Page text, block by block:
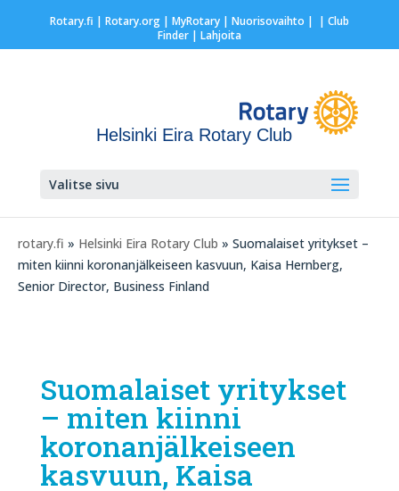
Rotary.fi | Rotary.org| MyRotary | Nuorisovaihto | | Club
Finder| Lahjoita
Helsinki Eira Rotary Club
Valitse sivu
rotary.fi » Helsinki Eira Rotary Club » Suomalaiset yritykset –
miten kiinni koronanjälkeiseen kasvuun, Kaisa Hernberg,
Senior Director, Business Finland
Suomalaiset yritykset
– miten kiinni
koronanjälkeiseen
kasvuun, Kaisa